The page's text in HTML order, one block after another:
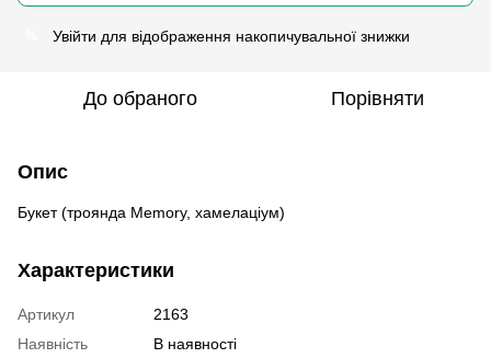
Увійти для відображення накопичувальної знижки
До обраного Порівняти
Опис
Букет (троянда Memory, хамелаціум)
Характеристики
Артикул
2163
Наявність
В наявності